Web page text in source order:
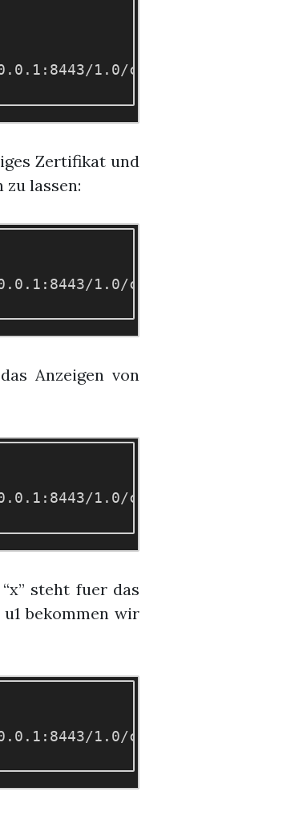
1.0/certificates -X
Zertifikat und
lassen:
1.0/containers'
Anzeigen von
1.0/containers -X
steht fuer das
bekommen wir
1.0/containers/u1'